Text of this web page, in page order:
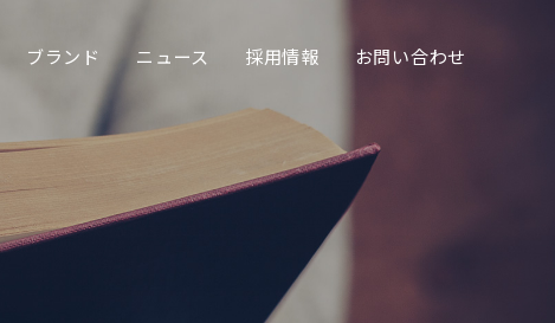
ブランド ニュース 採用情報 お問い合わせ